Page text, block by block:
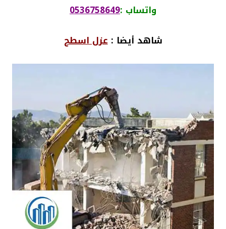
واتساب :0536758649
شاهد أيضا :عزل اسطح